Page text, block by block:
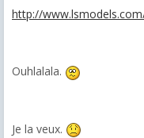
http://
Ouhlalala.
Je la veux.